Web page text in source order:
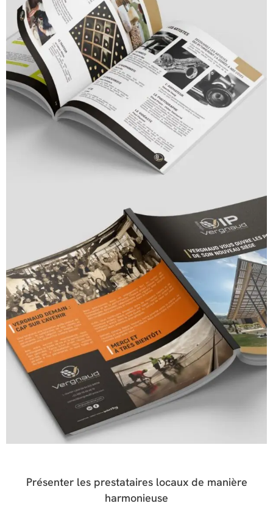
Présenter les prestataires locaux de manière
harmonieuse